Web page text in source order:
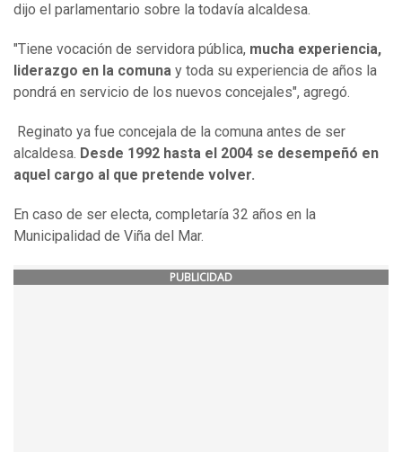
dijo el parlamentario sobre la todavía alcaldesa.
"Tiene vocación de servidora pública, mucha experiencia,
liderazgo en la comuna y toda su experiencia de años la
pondrá en servicio de los nuevos concejales", agregó.
Reginato ya fue concejala de la comuna antes de ser
alcaldesa. Desde 1992 hasta el 2004 se desempeñó en
aquel cargo al que pretende volver.
En caso de ser electa, completaría 32 años en la
Municipalidad de Viña del Mar.
PUBLICIDAD